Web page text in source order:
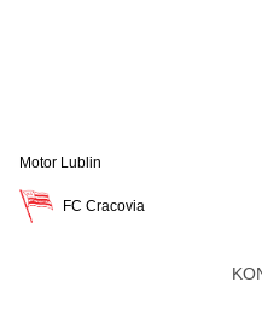
Motor Lublin
FC Cracovia